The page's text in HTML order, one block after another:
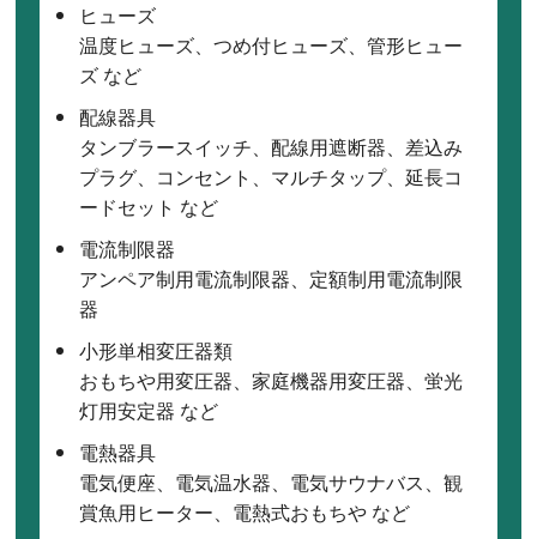
ヒューズ
温度ヒューズ、つめ付ヒューズ、管形ヒュー
ズ など
配線器具
タンブラースイッチ、配線用遮断器、差込み
プラグ、コンセント、マルチタップ、延長コ
ードセット など
電流制限器
アンペア制用電流制限器、定額制用電流制限
器
小形単相変圧器類
おもちや用変圧器、家庭機器用変圧器、蛍光
灯用安定器 など
電熱器具
電気便座、電気温水器、電気サウナバス、観
賞魚用ヒーター、電熱式おもちや など